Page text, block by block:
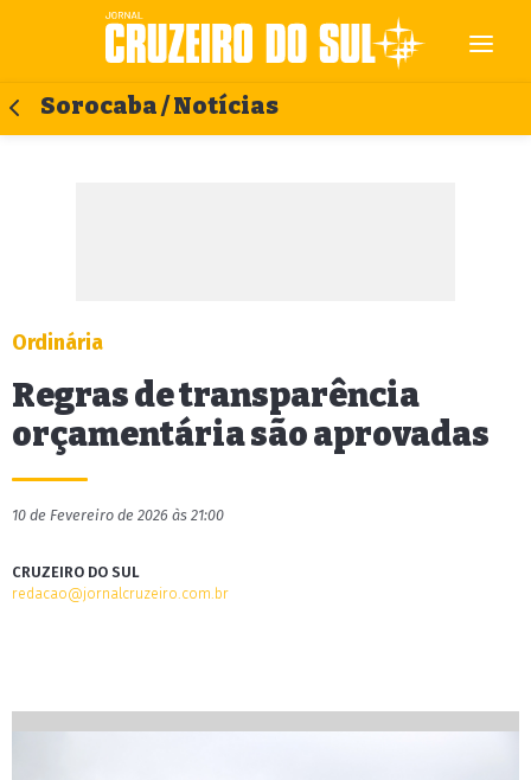
Sorocaba / Notícias
Ordinária
Regras de transparência
orçamentária são aprovadas
10 de Fevereiro de 2026 às 21:00
CRUZEIRO DO SUL
redacao@jornalcruzeiro.com.br